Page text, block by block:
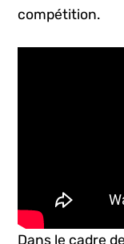
compétition.
Dans le cadre